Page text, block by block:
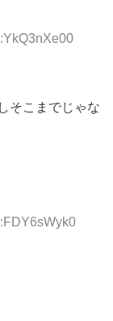
そこまでじゃな